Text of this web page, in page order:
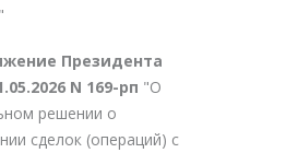
Президента
N 169-рп "О
решении о
сделок (операций) с